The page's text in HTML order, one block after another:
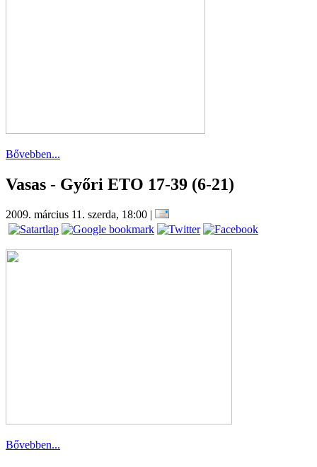
Bővebben...
Vasas - Győri ETO 17-39 (6-21)
2009. március 11. szerda, 18:00 |
Bővebben...